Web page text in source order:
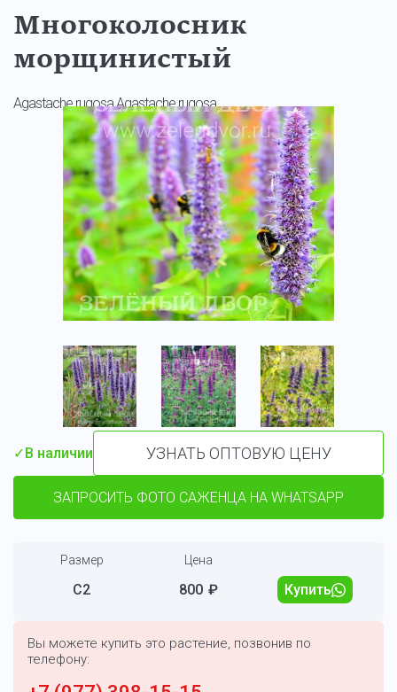
Многоколосник
морщинистый
Agastache rugosa Agastache rugosa
✓В наличии УЗНАТЬ ОПТОВУЮ ЦЕНУ
ЗАПРОСИТЬ ФОТО САЖЕНЦА НА WHATSAPP
Размер Цена
С2 800 ₽ Купить
Вы можете купить это растение, позвонив по
телефону: